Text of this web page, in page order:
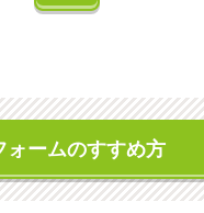
ォームのすすめ方